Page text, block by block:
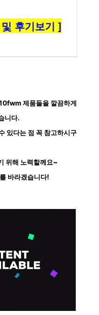
후기보기 ]
제품들을 깔끔하게
니다.
있다는 점 꼭 참고하시구
위해 노력할께요~
바라겠습니다!